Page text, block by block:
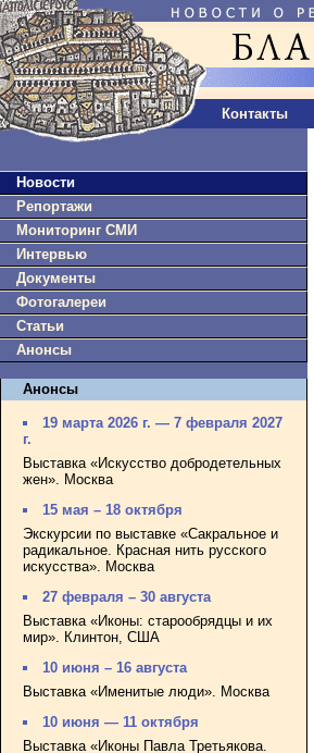
Контакты
Новости
Репортажи
Мониторинг СМИ
Интервью
Документы
Фотогалереи
Статьи
Анонсы
Анонсы
19 марта 2026 г. — 7 февраля 2027
г.
Выставка «Искусство добродетельных
жен». Москва
15 мая – 18 октября
Экскурсии по выставке «Сакральное и
радикальное. Красная нить русского
искусства». Москва
27 февраля – 30 августа
Выставка «Иконы: старообрядцы и их
мир». Клинтон, США
10 июня – 16 августа
Выставка «Именитые люди». Москва
10 июня — 11 октября
Выставка «Иконы Павла Третьякова.